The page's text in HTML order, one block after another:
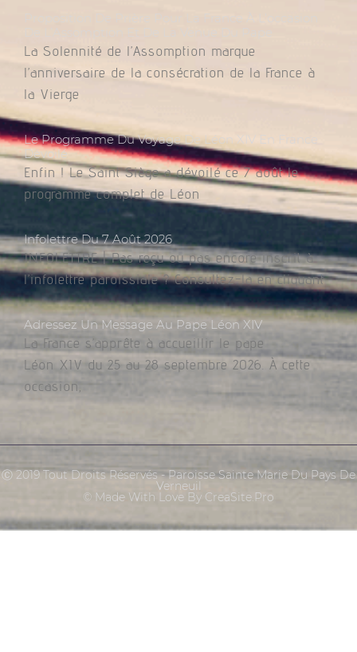
La Solennité de l’Assomption marque
l’anniversaire de la consécration de la France à
la Vierge
Le Programme Du Voyage De Léon XIV En France
Dévoilé
Enfin ! Le Saint Siège a dévoilé ce 7 août le
programme complet de Léon
Infolettre Du 7 Août 2026
INFOLETTRE | Pas reçu ou pas encore inscrit à
l’infolettre paroissiale ? Consultez-la en cliquant
Adressez Un Message Au Pape Léon XIV
La France s’apprête à accueillir le pape
Léon XIV du 25 au 28 septembre 2026. À cette
occasion,
Ⓒ 2019 Tout Droits Réservés - Paroisse Sainte Marie Du Pays De
Verneuil
© Made With Love By CreaSite.Pro